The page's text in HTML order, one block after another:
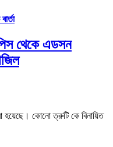
থেকে এডসন
হয়েছে। কোনো ত্রুটি কে বিনায়িত